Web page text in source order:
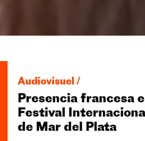
Audiovisuel /
Presencia francesa
Festival
de Mar del Plata